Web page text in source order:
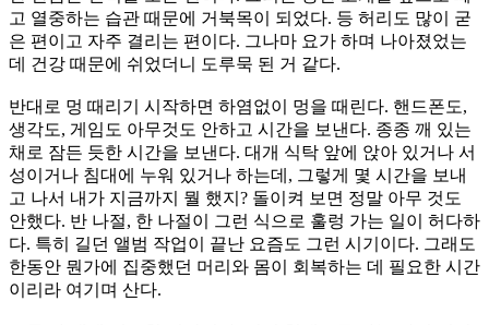
고 열중하는 습관 때문에 거북목이 되었다. 등 허리도 많이 굳
은 편이고 자주 결리는 편이다. 그나마 요가 하며 나아졌었는
데 건강 때문에 쉬었더니 도루묵 된 거 같다.
반대로 멍 때리기 시작하면 하염없이 멍을 때린다. 핸드폰도,
생각도, 게임도 아무것도 안하고 시간을 보낸다. 종종 깨 있는
채로 잠든 듯한 시간을 보낸다. 대개 식탁 앞에 앉아 있거나 서
성이거나 침대에 누워 있거나 하는데, 그렇게 몇 시간을 보내
고 나서 내가 지금까지 뭘 했지? 돌이켜 보면 정말 아무 것도
안했다. 반 나절, 한 나절이 그런 식으로 훌렁 가는 일이 허다하
다. 특히 길던 앨범 작업이 끝난 요즘도 그런 시기이다. 그래도
한동안 뭔가에 집중했던 머리와 몸이 회복하는 데 필요한 시간
이리라 여기며 산다.